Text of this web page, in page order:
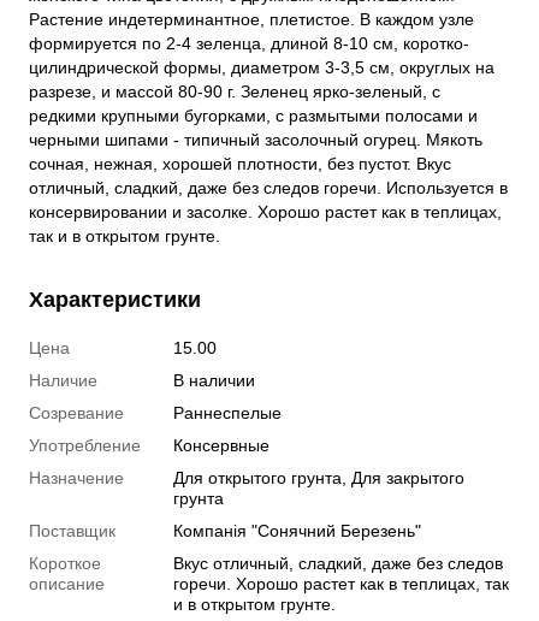
Растение индетерминантное, плетистое. В каждом узле
формируется по 2-4 зеленца, длиной 8-10 см, коротко-
цилиндрической формы, диаметром 3-3,5 см, округлых на
разрезе, и массой 80-90 г. Зеленец ярко-зеленый, с
редкими крупными бугорками, с размытыми полосами и
черными шипами - типичный засолочный огурец. Мякоть
сочная, нежная, хорошей плотности, без пустот. Вкус
отличный, сладкий, даже без следов горечи. Используется в
консервировании и засолке. Хорошо растет как в теплицах,
так и в открытом грунте.
Характеристики
Цена
15.00
Наличие
В наличии
Созревание
Раннеспелые
Употребление
Консервные
Назначение
Для открытого грунта, Для закрытого
грунта
Поставщик
Компанія "Сонячний Березень"
Короткое
описание
Вкус отличный, сладкий, даже без следов
горечи. Хорошо растет как в теплицах, так
и в открытом грунте.